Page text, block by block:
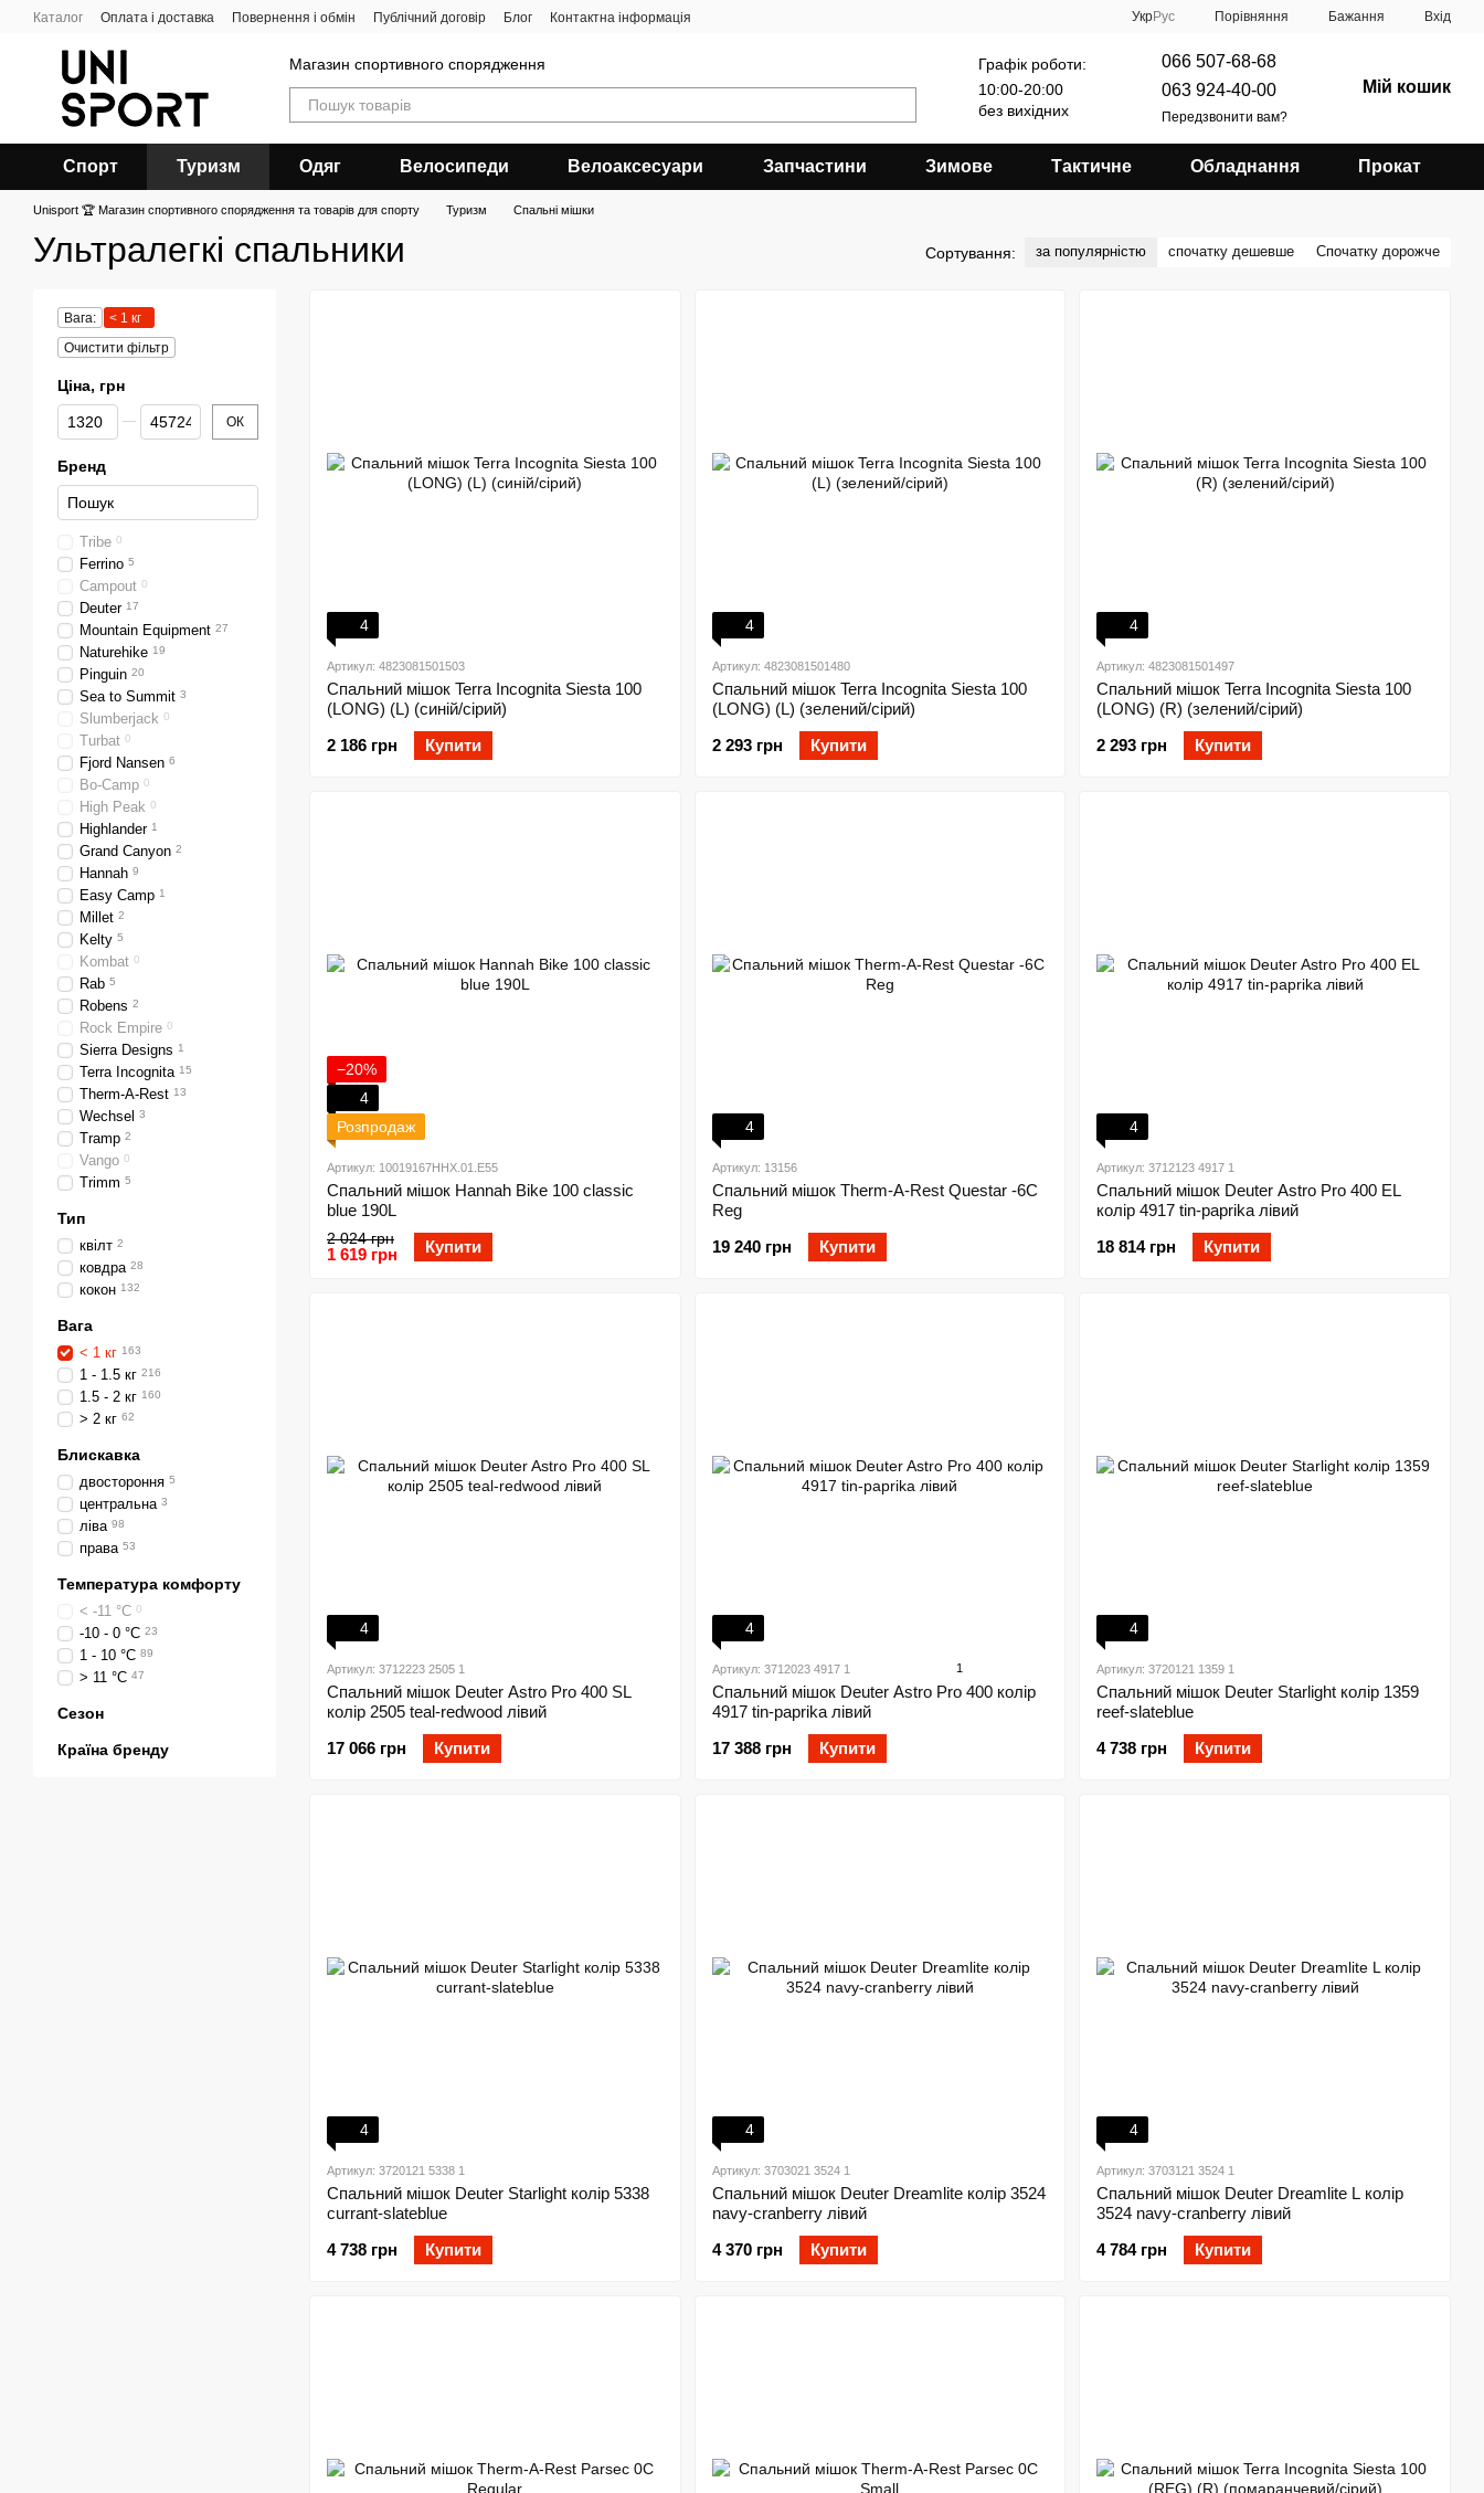
Перейти до основного контенту
Каталог Оплата і доставка Повернення і обмін Публічний договір Блог Контактна інформація УкрРус Порівняння Бажання Вхід
Магазин спортивного спорядження
Графік роботи:
10:00-20:00
без вихідних
066 507-68-68
063 924-40-00
Передзвонити вам?
Мій кошик
Спорт Туризм Одяг Велосипеди Велоаксесуари Запчастини Зимове Тактичне Обладнання Прокат
Unisport 🏆 Магазин спортивного спорядження та товарів для спорту Туризм Спальні мішки
Ультралегкі спальники Сортування: за популярністю спочатку дешевше Спочатку дорожче
4
Артикул: 4823081501503
Спальний мішок Terra Incognita Siesta 100
(LONG) (L) (синій/сірий)
2 186 грн
Купити
4
Артикул: 4823081501480
Спальний мішок Terra Incognita Siesta 100
(LONG) (L) (зелений/сірий)
2 293 грн
Купити
4
Артикул: 4823081501497
Спальний мішок Terra Incognita Siesta 100
(LONG) (R) (зелений/сірий)
2 293 грн
Купити
−20%
4
Розпродаж
Артикул: 10019167HHX.01.E55
Спальний мішок Hannah Bike 100 classic
blue 190L
2 024 грн
1 619 грн Купити
4
Артикул: 13156
Спальний мішок Therm-A-Rest Questar -6С
Reg
19 240 грн
Купити
4
Артикул: 3712123 4917 1
Спальний мішок Deuter Astro Pro 400 EL
колір 4917 tin-paprika лівий
18 814 грн
Купити
4
Артикул: 3712223 2505 1
Спальний мішок Deuter Astro Pro 400 SL
колір 2505 teal-redwood лівий
17 066 грн
Купити
4
Артикул: 3712023 4917 1 1
Спальний мішок Deuter Astro Pro 400 колір
4917 tin-paprika лівий
17 388 грн
Купити
4
Артикул: 3720121 1359 1
Спальний мішок Deuter Starlight колір 1359
reef-slateblue
4 738 грн
Купити
4
Артикул: 3720121 5338 1
Спальний мішок Deuter Starlight колір 5338
currant-slateblue
4 738 грн
Купити
4
Артикул: 3703021 3524 1
Спальний мішок Deuter Dreamlite колір 3524
navy-cranberry лівий
4 370 грн
Купити
4
Артикул: 3703121 3524 1
Спальний мішок Deuter Dreamlite L колір
3524 navy-cranberry лівий
4 784 грн
Купити
Вага:
< 1 кг
Очистити фільтр
Ціна, грн
Від Ціна, грн
До Ціна, грн ОК
Бренд
Tribe 0
Ferrino 5
Campout 0
Deuter 17
Mountain Equipment 27
Naturehike 19
Pinguin 20
Sea to Summit 3
Slumberjack 0
Turbat 0
Fjord Nansen 6
Bo-Camp 0
High Peak 0
Highlander 1
Grand Canyon 2
Hannah 9
Easy Camp 1
Millet 2
Kelty 5
Kombat 0
Rab 5
Robens 2
Rock Empire 0
Sierra Designs 1
Terra Incognita 15
Therm-A-Rest 13
Wechsel 3
Tramp 2
Vango 0
Trimm 5
Тип
квілт 2
ковдра 28
кокон 132
Вага
< 1 кг 163
1 - 1.5 кг 216
1.5 - 2 кг 160
> 2 кг 62
Блискавка
двостороння 5
центральна 3
ліва 98
права 53
Температура комфорту
< -11 °C 0
-10 - 0 °C 23
1 - 10 °C 89
> 11 °C 47
Сезон
Країна бренду